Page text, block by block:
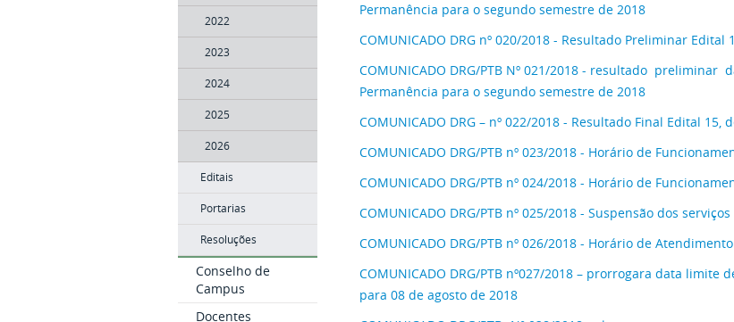
2022
2023
2024
2025
2026
Editais
Portarias
Resoluções
Conselho de
Campus
Docentes
Permanência para o segundo semestre de 2018
COMUNICADO DRG nº 020/2018 - Resultado Preliminar Edital
COMUNICADO DRG/PTB Nº 021/2018 - resultado preliminar
Permanência para o segundo semestre de 2018
COMUNICADO DRG – nº 022/2018 - Resultado Final Edital 15,
COMUNICADO DRG/PTB nº 023/2018 - Horário de
COMUNICADO DRG/PTB nº 024/2018 - Horário de
COMUNICADO DRG/PTB nº 025/2018 - Suspensão dos
COMUNICADO DRG/PTB nº 026/2018 - Horário de
COMUNICADO DRG/PTB nº027/2018 – prorrogara data
para 08 de agosto de 2018